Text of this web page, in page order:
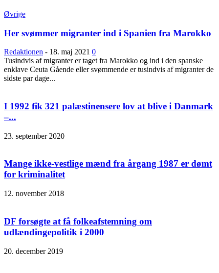
Øvrige
Her svømmer migranter ind i Spanien fra Marokko
Redaktionen - 18. maj 2021 0
Tusindvis af migranter er taget fra Marokko og ind i den spanske
enklave Ceuta Gående eller svømmende er tusindvis af migranter de
sidste par dage...
I 1992 fik 321 palæstinensere lov at blive i Danmark
–...
23. september 2020
Mange ikke-vestlige mænd fra årgang 1987 er dømt
for kriminalitet
12. november 2018
DF forsøgte at få folkeafstemning om
udlændingepolitik i 2000
20. december 2019